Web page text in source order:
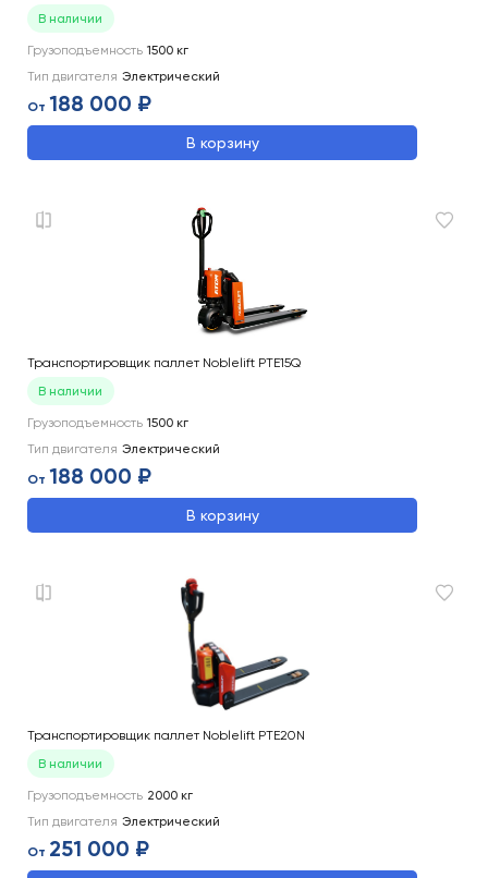
В наличии
Грузоподъемность 1500 кг
Тип двигателя Электрический
От 188 000 ₽
В корзину
Транспортировщик паллет Noblelift PTE15Q
В наличии
Грузоподъемность 1500 кг
Тип двигателя Электрический
От 188 000 ₽
В корзину
Транспортировщик паллет Noblelift PTE20N
В наличии
Грузоподъемность 2000 кг
Тип двигателя Электрический
От 251 000 ₽